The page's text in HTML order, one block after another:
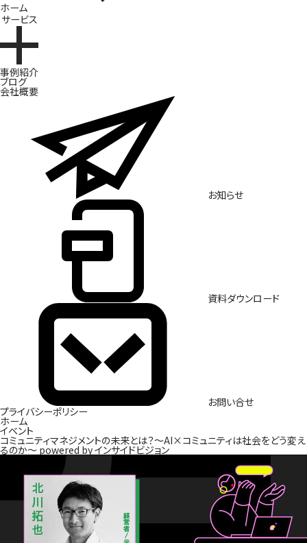
ホーム
サービス
ブランド開発
事例紹介
ブログ
会社概要
お知らせ
資料ダウンロード
お問い合せ
プライバシーポリシー
ホーム
イベント
コミュニティマネジメントの未来とは？〜AI×コミュニティは社会をどう変え
るのか〜 powered by インサイドビジョン